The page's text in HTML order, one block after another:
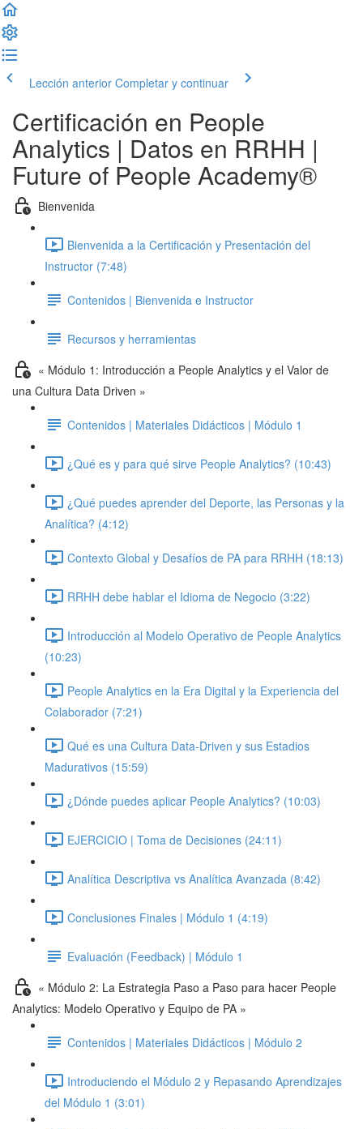
Lección anterior Completar y continuar
Certificación en People
Analytics | Datos en RRHH |
Future of People Academy®
Bienvenida
Bienvenida a la Certificación y Presentación del
Instructor (7:48)
Contenidos | Bienvenida e Instructor
Recursos y herramientas
« Módulo 1: Introducción a People Analytics y el Valor de
una Cultura Data Driven »
Contenidos | Materiales Didácticos | Módulo 1
¿Qué es y para qué sirve People Analytics? (10:43)
¿Qué puedes aprender del Deporte, las Personas y la
Analítica? (4:12)
Contexto Global y Desafíos de PA para RRHH (18:13)
RRHH debe hablar el Idioma de Negocio (3:22)
Introducción al Modelo Operativo de People Analytics
(10:23)
People Analytics en la Era Digital y la Experiencia del
Colaborador (7:21)
Qué es una Cultura Data-Driven y sus Estadios
Madurativos (15:59)
¿Dónde puedes aplicar People Analytics? (10:03)
EJERCICIO | Toma de Decisiones (24:11)
Analítica Descriptiva vs Analítica Avanzada (8:42)
Conclusiones Finales | Módulo 1 (4:19)
Evaluación (Feedback) | Módulo 1
« Módulo 2: La Estrategia Paso a Paso para hacer People
Analytics: Modelo Operativo y Equipo de PA »
Contenidos | Materiales Didácticos | Módulo 2
Introduciendo el Módulo 2 y Repasando Aprendizajes
del Módulo 1 (3:01)